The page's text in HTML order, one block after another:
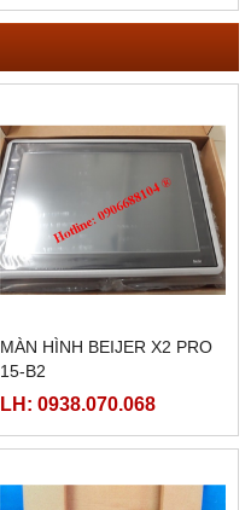
MÀN HÌNH BEIJER X2 PRO
15-B2
LH: 0938.070.068